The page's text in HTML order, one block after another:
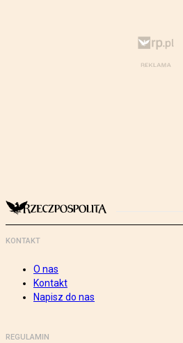
KONTAKT
O nas
Kontakt
Napisz do nas
REGULAMIN